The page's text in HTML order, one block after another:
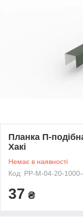
Планка П-
Хакі
Немає в наявності
Код: PP-M-04-20-
37 ₴